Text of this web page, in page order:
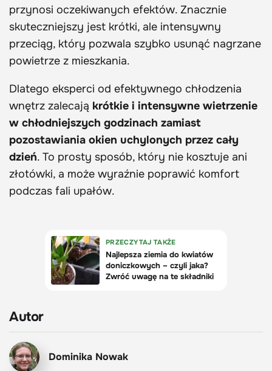
przynosi oczekiwanych efektów. Znacznie
skuteczniejszy jest krótki, ale intensywny
przeciąg, który pozwala szybko usunąć nagrzane
powietrze z mieszkania.
Dlatego eksperci od efektywnego chłodzenia
wnętrz zalecają krótkie i intensywne wietrzenie
w chłodniejszych godzinach zamiast
pozostawiania okien uchylonych przez cały
dzień. To prosty sposób, który nie kosztuje ani
złotówki, a może wyraźnie poprawić komfort
podczas fali upałów.
Autor
Dominika Nowak